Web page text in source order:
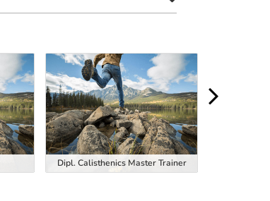
Dipl. Calisthenics Master Trainer